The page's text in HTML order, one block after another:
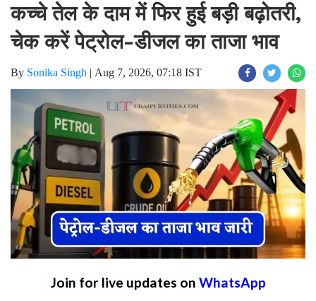
कच्चे तेल के दाम में फिर हुई बड़ी बढ़ोतरी,
चेक करें पेट्रोल-डीजल का ताजा भाव
By Sonika Singh | Aug 7, 2026, 07:18 IST
Join for live updates on WhatsApp